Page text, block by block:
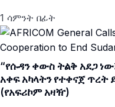
1 ሳምንት በፊት
“የሱዳን ቀውስ ትልቅ አደጋ
አቀፍ አካላትን የተቀናጀ ጥረት
(የአፍሪኮም አዛዥ)